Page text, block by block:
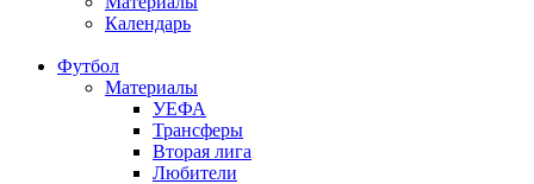
Календарь
Футбол
Материалы
УЕФА
Трансферы
Вторая лига
Любители